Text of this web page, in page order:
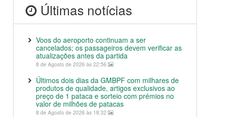
Últimas notícias
Voos do aeroporto continuam a ser
cancelados; os passageiros devem verificar as
atualizações antes da partida
8 de Agosto de 2026 às 22:56
Últimos dois dias da GMBPF com milhares de
produtos de qualidade, artigos exclusivos ao
preço de 1 pataca e sorteio com prémios no
valor de milhões de patacas
8 de Agosto de 2026 às 18:32